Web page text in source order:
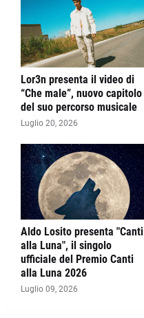
Lor3n presenta il video di
“Che male”, nuovo capitolo
del suo percorso musicale
Luglio 20, 2026
Aldo Losito presenta "Canti
alla Luna", il singolo
ufficiale del Premio Canti
alla Luna 2026
Luglio 09, 2026